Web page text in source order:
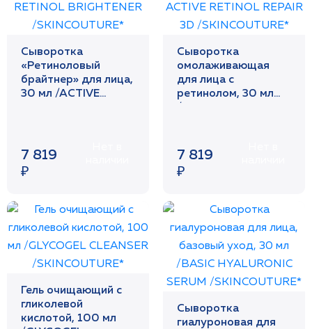
Сыворотка
«Ретиноловый
брайтнер» для лица,
30 мл /ACTIVE
7 819
₽
Сыворотка
омолаживающая
для лица с
ретинолом, 30 мл
7 819
₽
Гель очищающий с
гликолевой
кислотой, 100 мл
Сыворотка
гиалуроновая для